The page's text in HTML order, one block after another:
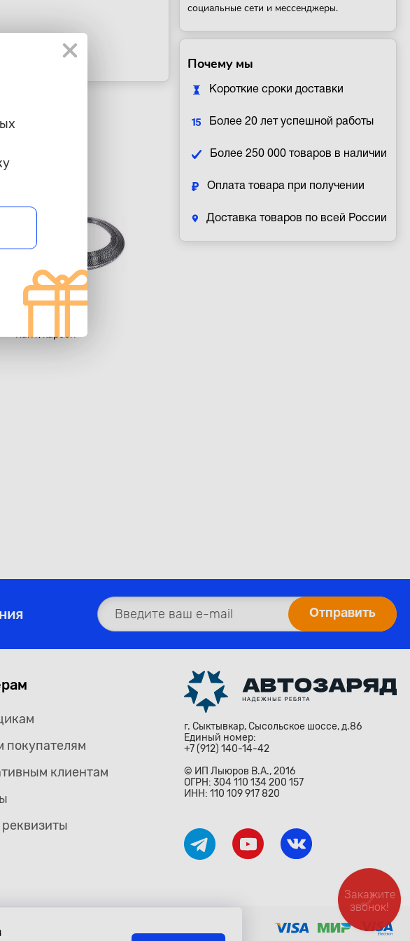
Кант, карбон
социальные сети и мессенджеры.
Почему мы
Короткие сроки доставки
Более 20 лет успешной работы
Более 250 000 товаров в наличии
Оплата товара при получении
Доставка товаров по всей России
покупателям
клиентам
реквизиты
г. Сыктывкар, Сысольское шоссе, д.86
Единый номер:
+7 (912) 140-14-42
© ИП Лыюров В.А., 2016
ОГРН: 304 110 134 200 157
ИНН: 110 109 917 820
и международными законами и
Закажите
звонок!